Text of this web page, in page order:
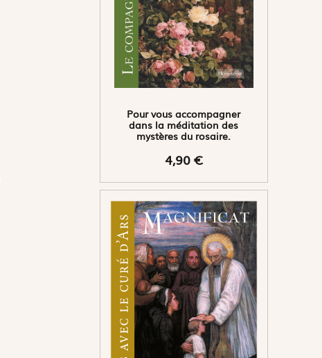
Pour vous accompagner
dans la méditation des
mystères du rosaire.
4,90 €